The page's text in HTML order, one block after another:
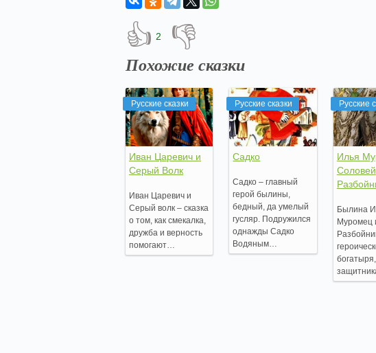
👍 2 👎
Похожие сказки
Русские сказки
Иван Царевич и
Серый Волк
Иван Царевич и
Серый волк – сказка
о том, как смекалка,
дружба и верность
помогают…
Русские сказки
Садко
Садко – главный
герой былины,
бедный, да умелый
гусляр. Подружился
однажды Садко
Водяным…
Русские
Илья
Соловей
Былина
Муромец
богатыря,